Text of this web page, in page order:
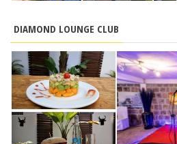
DIAMOND LOUNGE CLUB